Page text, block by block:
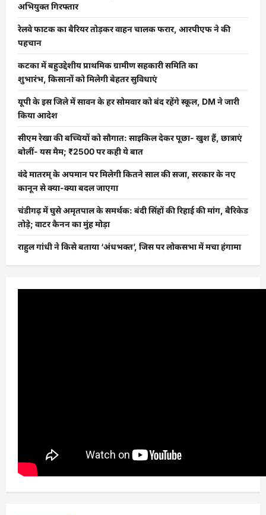
अभियुक्त गिरफ्तार
रेलवे फाटक का बैरियर तोड़कर वाहन चालक फरार, आरपीएफ ने की
पहचान
कटका में बहुउद्देशीय प्राथमिक ग्रामीण सहकारी समिति का
शुभारंभ, किसानों को मिलेगी बेहतर सुविधाएं
यूपी के इस जिले में सावन के हर सोमवार को बंद रहेंगे स्कूल, DM ने जारी
किया आदेश
सीएम रेखा की बच्चियों को सौगात: साइकिल देकर पूछा- खुश हैं, छात्राएं
बोलीं- यस मैम; ₹2500 पर कही ये बात
वंदे मातरम् के अपमान पर मिलेगी कितने साल की सजा, सरकार के नए
कानून से क्या-क्या बदल जाएगा
चंडीगढ़ में घुसे अमृतपाल के समर्थक: बंदी सिंहों की रिहाई की मांग, बैरिकेड
तोड़े; वाटर कैनन का मुंह मोड़ा
राहुल गांधी ने किसे बताया ‘अंधभक्त’, जिस पर लोकसभा में मचा हंगामा